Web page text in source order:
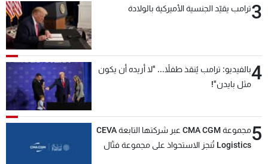
3ترامب يقيّد الجنسية الأميركية بالولادة
4بالفيديو: ترامب يُنقذ طفلاً... "لا أريده أن يكون
مثل بايدن"!
5
مجموعة CMA CGM عبر شركتها التابعة CEVA
Logistics تُنجز الاستحواذ على مجموعة فتّال